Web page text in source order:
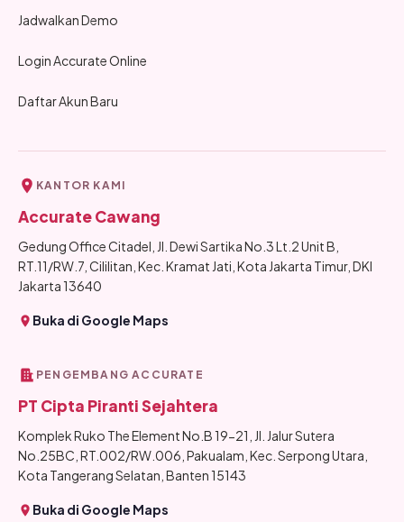
Jadwalkan Demo
Login Accurate Online
Daftar Akun Baru
KANTOR KAMI
Accurate Cawang
Gedung Office Citadel, Jl. Dewi Sartika No.3 Lt.2 Unit B,
RT.11/RW.7, Cililitan, Kec. Kramat Jati, Kota Jakarta Timur, DKI
Jakarta 13640
Buka di Google Maps
PENGEMBANG ACCURATE
PT Cipta Piranti Sejahtera
Komplek Ruko The Element No.B 19-21, Jl. Jalur Sutera
No.25BC, RT.002/RW.006, Pakualam, Kec. Serpong Utara,
Kota Tangerang Selatan, Banten 15143
Buka di Google Maps